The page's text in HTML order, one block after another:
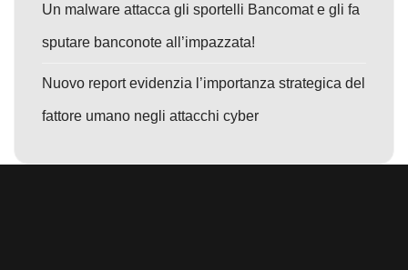
Un malware attacca gli sportelli Bancomat e gli fa
sputare banconote all’impazzata!
Nuovo report evidenzia l’importanza strategica del
fattore umano negli attacchi cyber